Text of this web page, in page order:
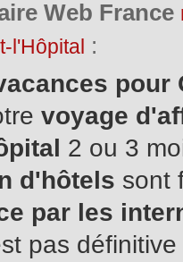
Web France
l'Hôpital :
pour
voyage
2 ou 3
d'hôtels sont
par les
pas